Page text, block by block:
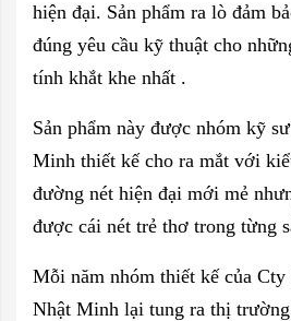
hiện đại. Sản phẩm ra lò đảm
đúng yêu cầu kỹ thuật cho
tính khắt khe nhất .
Sản phẩm này được nhóm kỹ
Minh thiết kế cho ra mắt với
đường nét hiện đại mới mẻ
được cái nét trẻ thơ trong từng
Mỗi năm nhóm thiết kế của
Nhật Minh lại tung ra thị trường